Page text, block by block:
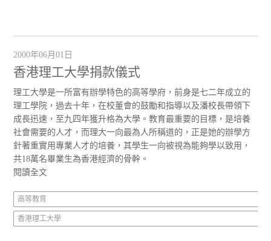
2000年06月01日
香港理工大學捐款儀式
理工大學是一所富有辦學特色的高等學府，前身是七二年成立的
理工學院，過去十年，在校董會的鼓勵和指導以及潘校長帶領下
成長迅速，至九四年獲升格為大學。教育最重要的目標，是培養
社會需要的人才，而理大一向最為人所稱道的，正是她的辦學方
針著重實用專業人才的培養，其學生一向被視為能夠學以致用，
共18萬名畢業生為香港經濟的骨幹。
閱讀全文
高等教育
香港理工大學